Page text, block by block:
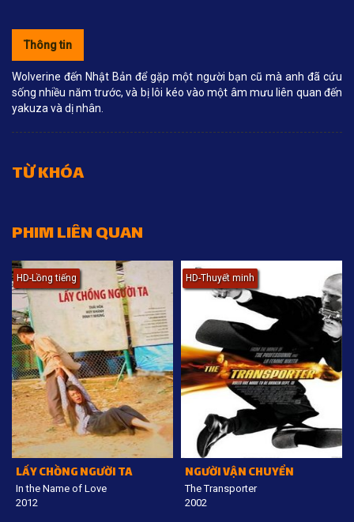
Thông tin
Wolverine đến Nhật Bản để gặp một người bạn cũ mà anh đã cứu
sống nhiều năm trước, và bị lôi kéo vào một âm mưu liên quan đến
yakuza và dị nhân.
TỪ KHÓA
PHIM LIÊN QUAN
HD-Lồng tiếng
LẤY CHỒNG NGƯỜI TA
In the Name of Love
2012
HD-Thuyết minh
NGƯỜI VẬN CHUYỂN
The Transporter
2002